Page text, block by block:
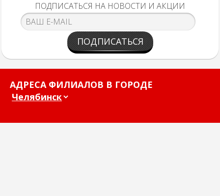
ПОДПИСАТЬСЯ НА НОВОСТИ И АКЦИИ
ПОДПИСАТЬСЯ
АДРЕСА ФИЛИАЛОВ В ГОРОДЕ